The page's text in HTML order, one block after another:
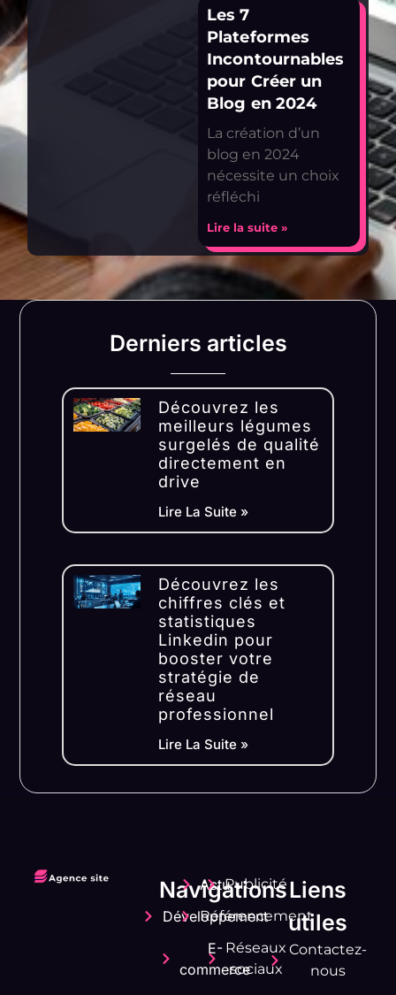
Les 7
Plateformes
Incontournables
pour Créer un
Blog en 2024
La création d’un
blog en 2024
nécessite un choix
réfléchi
Lire la suite »
Derniers articles
Découvrez les
meilleurs légumes
surgelés de qualité
directement en
drive
Lire La Suite »
Découvrez les
chiffres clés et
statistiques
Linkedin pour
booster votre
stratégie de
réseau
professionnel
Lire La Suite »
Navigations
Actu
Développement
E-
commerce
Publicité
Référencement
Réseaux
sociaux
Liens
utiles
Contactez-
nous